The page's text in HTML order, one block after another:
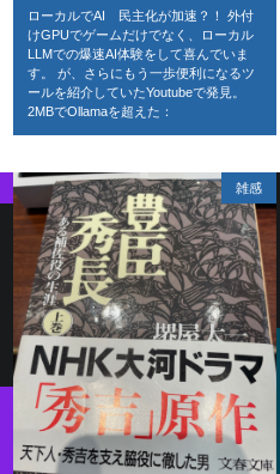
ローカルでAI 民主化が加速？！ 外付
けGPUでゲームだけでなく、ローカル
LLMでの爆速AI体験をして喜んでいま
す。 が、さらにもう一歩便利になるツ
ールを紹介していたYoutubeで発見。
2MBでOllamaを超えた：
雑感